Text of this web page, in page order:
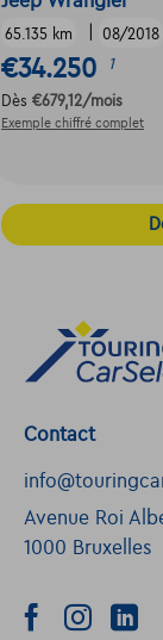
65.135 km 08/2018
€34.250 1
Dès €679,12/mois
Exemple chiffré complet
Contact
Avenue Roi
1000 Bruxelles